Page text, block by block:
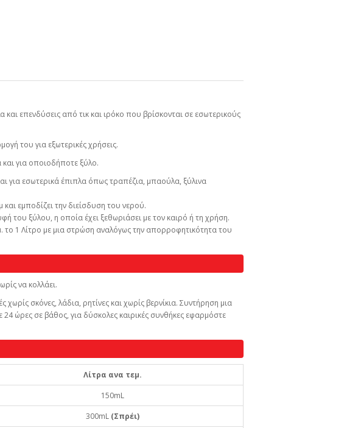
επενδύσεις από τικ και ιρόκο που βρίσκονται σε εσωτερικούς
του για εξωτερικές χρήσεις.
και για οποιοδήποτε ξύλο.
για εσωτερικά έπιπλα όπως τραπέζια, μπαούλα, ξύλινα
εμποδίζει την διείσδυση του νερού.
του ξύλου, η οποία έχει ξεθωριάσει με τον καιρό ή τη χρήση.
το 1 Λίτρο με μια στρώση αναλόγως την απορροφητικότητα του
να κολλάει.
σκόνες, λάδια, ρητίνες και χωρίς βερνίκια. Συντήρηση μια
ώρες σε βάθος, για δύσκολες καιρικές συνθήκες εφαρμόστε
Λίτρα ανα τεμ.
150mL
300mL (Σπρέι)